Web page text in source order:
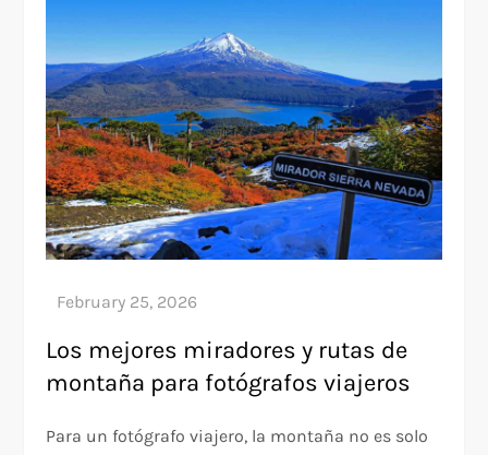
Los mejores miradores y rutas de
montaña para fotógrafos viajeros
Para un fotógrafo viajero, la montaña no es solo